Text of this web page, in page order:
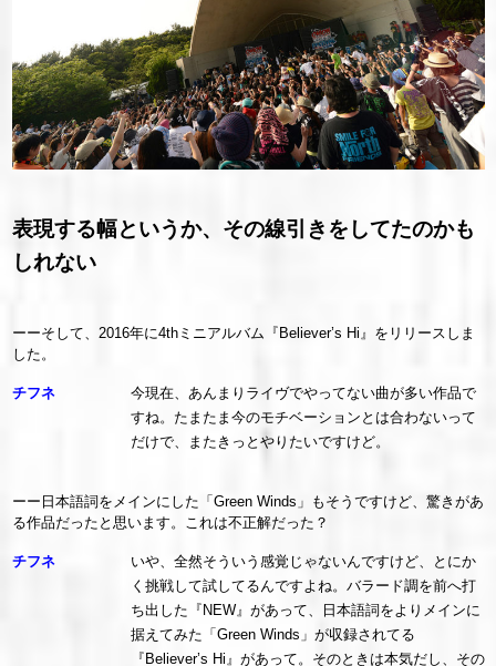
表現する幅というか、その線引きをしてたのかも
しれない
ーーそして、2016年に4thミニアルバム『Believer’s Hi』をリリースしま
した。
チフネ
今現在、あんまりライヴでやってない曲が多い作品で
すね。たまたま今のモチベーションとは合わないって
だけで、またきっとやりたいですけど。
ーー日本語詞をメインにした「Green Winds」もそうですけど、驚きがあ
る作品だったと思います。これは不正解だった？
チフネ
いや、全然そういう感覚じゃないんですけど、とにか
く挑戦して試してるんですよね。バラード調を前へ打
ち出した『NEW』があって、日本語詞をよりメインに
据えてみた「Green Winds」が収録されてる
『Believer’s Hi』があって。そのときは本気だし、その